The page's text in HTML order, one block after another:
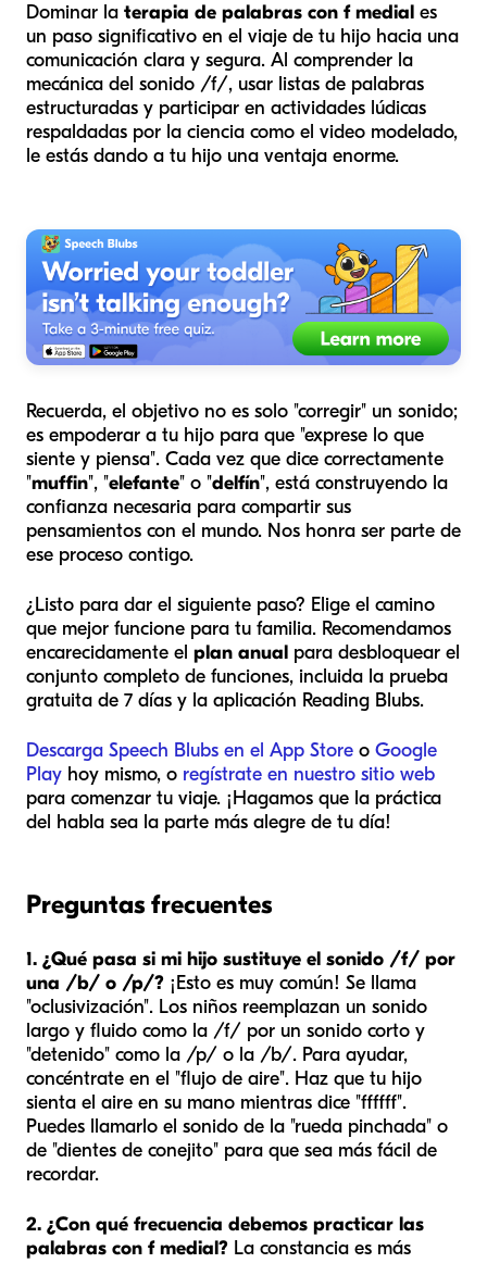
Dominar la terapia de palabras con f medial es
un paso significativo en el viaje de tu hijo hacia una
comunicación clara y segura. Al comprender la
mecánica del sonido /f/, usar listas de palabras
estructuradas y participar en actividades lúdicas
respaldadas por la ciencia como el video modelado,
le estás dando a tu hijo una ventaja enorme.
Recuerda, el objetivo no es solo "corregir" un sonido;
es empoderar a tu hijo para que "exprese lo que
siente y piensa". Cada vez que dice correctamente
"muffin", "elefante" o "delfín", está construyendo la
confianza necesaria para compartir sus
pensamientos con el mundo. Nos honra ser parte de
ese proceso contigo.
¿Listo para dar el siguiente paso? Elige el camino
que mejor funcione para tu familia. Recomendamos
encarecidamente el plan anual para desbloquear el
conjunto completo de funciones, incluida la prueba
gratuita de 7 días y la aplicación Reading Blubs.
Descarga Speech Blubs en el App Store o Google
Play hoy mismo, o regístrate en nuestro sitio web
para comenzar tu viaje. ¡Hagamos que la práctica
del habla sea la parte más alegre de tu día!
Preguntas frecuentes
1. ¿Qué pasa si mi hijo sustituye el sonido /f/ por
una /b/ o /p/? ¡Esto es muy común! Se llama
"oclusivización". Los niños reemplazan un sonido
largo y fluido como la /f/ por un sonido corto y
"detenido" como la /p/ o la /b/. Para ayudar,
concéntrate en el "flujo de aire". Haz que tu hijo
sienta el aire en su mano mientras dice "ffffff".
Puedes llamarlo el sonido de la "rueda pinchada" o
de "dientes de conejito" para que sea más fácil de
recordar.
2. ¿Con qué frecuencia debemos practicar las
palabras con f medial? La constancia es más